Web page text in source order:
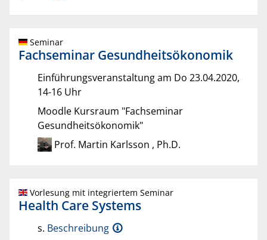
Seminar
Fachseminar Gesundheitsökonomik
Einführungsveranstaltung am Do 23.04.2020,
14-16 Uhr
Moodle Kursraum "Fachseminar
Gesundheitsökonomik"
Prof. Martin Karlsson , Ph.D.
Vorlesung mit integriertem Seminar
Health Care Systems
s. Beschreibung